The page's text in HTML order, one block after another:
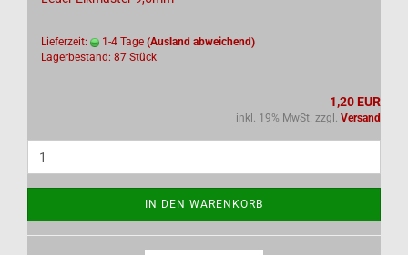
Lieferzeit: 1-4 Tage (Ausland abweichend)
Lagerbestand: 87 Stück
1,20 EUR
inkl. 19% MwSt. zzgl. Versand
IN DEN WARENKORB